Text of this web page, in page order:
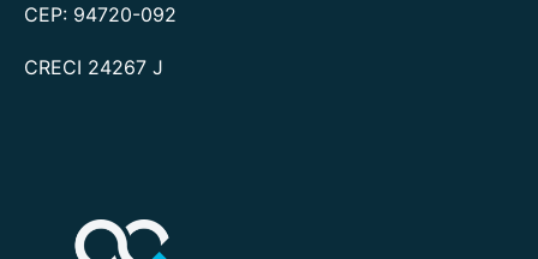
CEP: 94720-092
CRECI 24267 J